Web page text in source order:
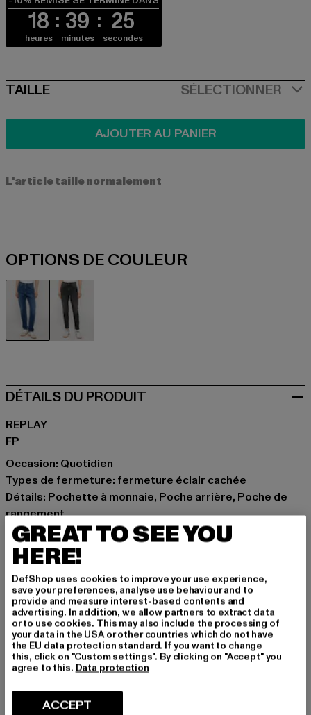
18
heures
39
minutes
25
secondes
SIZE
TAILLE SÉLECTIONNER
AJOUTER AU PANIER
L'article taille normalement
OPTIONS DE COULEUR
DÉTAILS DU PRODUIT
REPLAY
FP
Occasion: Quotidien
Types de fermeture: fermeture éclair cachée
Détails: Pochette à monnaie, Poche arrière, Poche de
rangement
Coupe: Étroit
Marque: Replay
Catégorie: Jeans slim fit
Couleur: blau
Couleur du fabricant: medium blue
Composition du matériau: 99% Coton, 1% Élasthanne
Art.Nr: W0416879-05016
Fabricant: United People GmbH |
VIA MARCOA 1 | 31011 Asolo | IT
GREAT TO SEE YOU
HERE!
DefShop uses cookies to improve your use experience,
save your preferences, analyse use behaviour and to
provide and measure interest-based contents and
advertising. In addition, we allow partners to extract data
or to use cookies. This may also include the processing of
your data in the USA or other countries which do not have
the EU data protection standard. If you want to change
this, click on "Custom settings". By clicking on "Accept" you
agree to this. Data protection
ACCEPT